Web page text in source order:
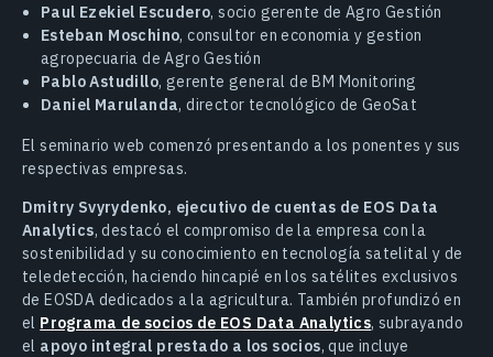
Paul Ezekiel Escudero, socio gerente de Agro Gestión
Esteban Moschino, consultor en economia y gestion
agropecuaria de Agro Gestión
Pablo Astudillo, gerente general de BM Monitoring
Daniel Marulanda, director tecnológico de GeoSat
El seminario web comenzó presentando a los ponentes y sus
respectivas empresas.
Dmitry Svyrydenko, ejecutivo de cuentas de EOS Data
Analytics, destacó el compromiso de la empresa con la
sostenibilidad y su conocimiento en tecnología satelital y de
teledetección, haciendo hincapié en los satélites exclusivos
de EOSDA dedicados a la agricultura. También profundizó en
el Programa de socios de EOS Data Analytics, subrayando
el apoyo integral prestado a los socios, que incluye